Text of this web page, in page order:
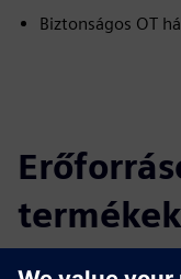
Biztonságos OT